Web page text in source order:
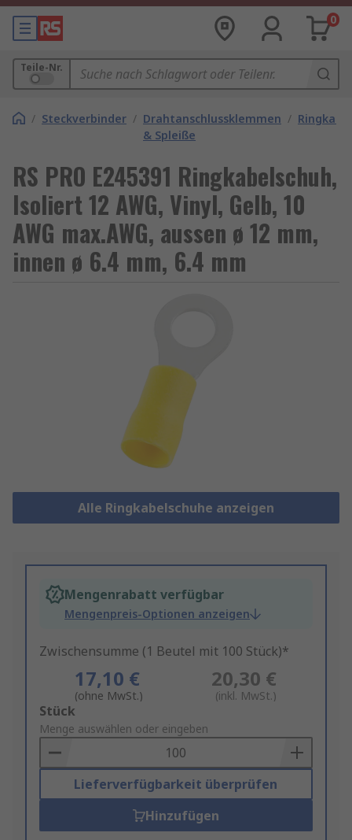
0
Teile-Nr.
/ Steckverbinder / Drahtanschlussklemmen
& Spleiße
/
RS PRO E245391 Ringkabelschuh,
Isoliert 12 AWG, Vinyl, Gelb, 10
AWG max.AWG, aussen ø 12 mm,
innen ø 6.4 mm, 6.4 mm
Alle Ringkabelschuhe anzeigen
Mengenrabatt verfügbar
Mengenpreis-Optionen anzeigen
Zwischensumme (1 Beutel mit 100 Stück)*
17,10 €
(ohne MwSt.)
20,30 €
(inkl. MwSt.)
Add
to
Basket
Stück
Menge auswählen oder eingeben
Lieferverfügbarkeit überprüfen
Hinzufügen